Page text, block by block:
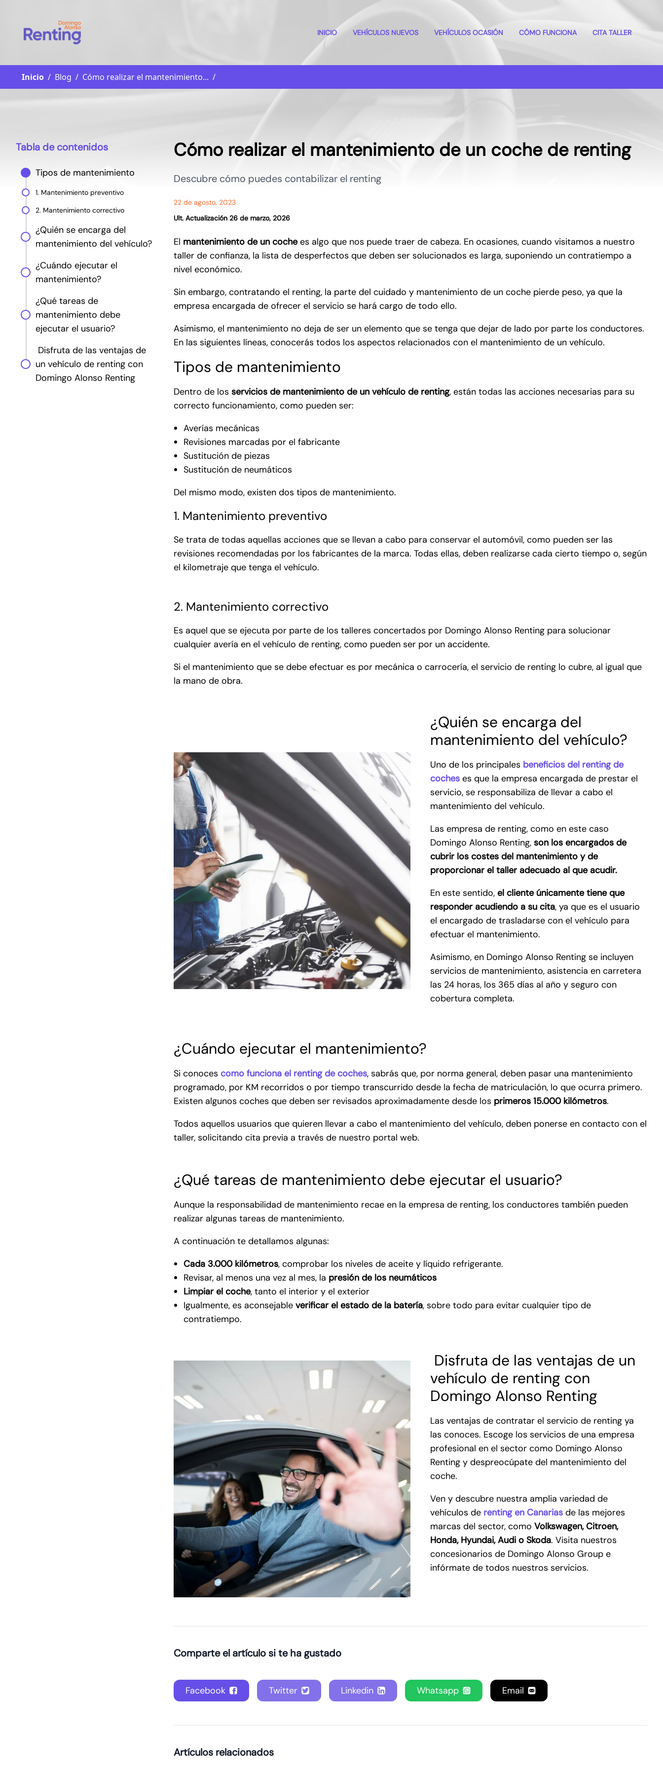
INICIO VEHÍCULOS NUEVOS VEHÍCULOS OCASIÓN CÓMO FUNCIONA CITA TALLER
Inicio / Blog / Cómo realizar el mantenimiento... /
Tabla de contenidos
Tipos de mantenimiento
1. Mantenimiento preventivo
2. Mantenimiento correctivo
¿Quién se encarga del
mantenimiento del vehículo?
¿Cuándo ejecutar el
mantenimiento?
¿Qué tareas de
mantenimiento debe
ejecutar el usuario?
Disfruta de las ventajas de
un vehículo de renting con
Domingo Alonso Renting
Cómo realizar el mantenimiento de un coche de renting
Descubre cómo puedes contabilizar el renting
22 de agosto, 2023
Ult. Actualización 26 de marzo, 2026
El mantenimiento de un cochees algo que nos puede traer de cabeza. En ocasiones, cuando visitamos a nuestro
taller de confianza, la lista de desperfectos que deben ser solucionados es larga, suponiendo un contratiempo a
nivel económico.
Sin embargo, contratando el renting, la parte del cuidado y mantenimiento de un coche pierde peso, ya que la
empresa encargada de ofrecer el servicio se hará cargo de todo ello.
Asimismo, el mantenimiento no deja de ser un elemento que se tenga que dejar de lado por parte los conductores.
En las siguientes líneas, conocerás todos los aspectos relacionados con el mantenimiento de un vehículo.
Tipos de mantenimiento
Dentro de los servicios de mantenimiento de un vehículo de renting, están todas las acciones necesarias para su
correcto funcionamiento, como pueden ser:
Averías mecánicas
Revisiones marcadas por el fabricante
Sustitución de piezas
Sustitución de neumáticos
Del mismo modo, existen dos tipos de mantenimiento.
1. Mantenimiento preventivo
Se trata de todas aquellas acciones que se llevan a cabo para conservar el automóvil, como pueden ser las
revisiones recomendadas por los fabricantes de la marca. Todas ellas, deben realizarse cada cierto tiempo o, según
el kilometraje que tenga el vehículo.
2. Mantenimiento correctivo
Es aquel que se ejecuta por parte de los talleres concertados por Domingo Alonso Renting para solucionar
cualquier avería en el vehículo de renting, como pueden ser por un accidente.
Si el mantenimiento que se debe efectuar es por mecánica o carrocería, el servicio de renting lo cubre, al igual que
la mano de obra.
¿Quién se encarga del
mantenimiento del vehículo?
Uno de los principales beneficios del renting de
coches es que la empresa encargada de prestar el
servicio, se responsabiliza de llevar a cabo el
mantenimiento del vehículo.
Las empresa de renting, como en este caso
Domingo Alonso Renting, son los encargados de
cubrir los costes del mantenimiento y de
proporcionar el taller adecuado al que acudir.
En este sentido, el cliente únicamente tiene que
responder acudiendo a su cita, ya que es el usuario
el encargado de trasladarse con el vehículo para
efectuar el mantenimiento.
Asimismo, en Domingo Alonso Renting se incluyen
servicios de mantenimiento, asistencia en carretera
las 24 horas, los 365 días al año y seguro con
cobertura completa.
¿Cuándo ejecutar el mantenimiento?
Si conoces como funciona el renting de coches, sabrás que, por norma general, deben pasar una mantenimiento
programado, por KM recorridos o por tiempo transcurrido desde la fecha de matriculación, lo que ocurra primero.
Existen algunos coches que deben ser revisados aproximadamente desde los primeros 15.000 kilómetros.
Todos aquellos usuarios que quieren llevar a cabo el mantenimiento del vehículo, deben ponerse en contacto con el
taller, solicitando cita previa a través de nuestro portal web.
¿Qué tareas de mantenimiento debe ejecutar el usuario?
Aunque la responsabilidad de mantenimiento recae en la empresa de renting, los conductores también pueden
realizar algunas tareas de mantenimiento.
A continuación te detallamos algunas:
Cada 3.000 kilómetros, comprobar los niveles de aceite y líquido refrigerante.
Revisar, al menos una vez al mes, la presión de los neumáticos
Limpiar el coche, tanto el interior y el exterior
Igualmente, es aconsejable verificar el estado de la batería, sobre todo para evitar cualquier tipo de
contratiempo.
Disfruta de las ventajas de un
vehículo de renting con
Domingo Alonso Renting
Las ventajas de contratar el servicio de renting ya
las conoces. Escoge los servicios de una empresa
profesional en el sector como Domingo Alonso
Renting y despreocúpate del mantenimiento del
coche.
Ven y descubre nuestra amplia variedad de
vehículos de renting en Canarias de las mejores
marcas del sector, como Volkswagen, Citroen,
Honda, Hyundai, Audi o Skoda. Visita nuestros
concesionarios de Domingo Alonso Group e
infórmate de todos nuestros servicios.
Comparte el artículo si te ha gustado
Facebook Twitter Linkedin Whatsapp Email
Artículos relacionados